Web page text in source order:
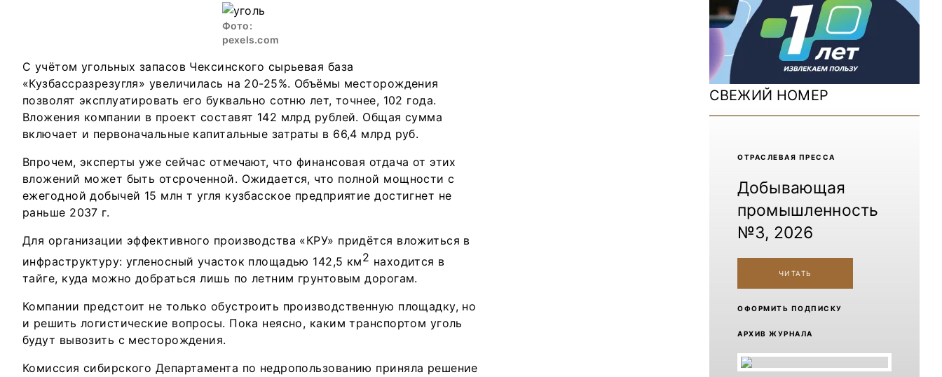
В помощь шахтёру 2024
Уголь России и Майнинг 2024
Mining World Russia 2024
Фото:
pexels.com
С учётом угольных запасов Чексинского сырьевая база
«Кузбассразрезугля» увеличилась на 20-25%. Объёмы месторождения
позволят эксплуатировать его буквально сотню лет, точнее, 102 года.
Вложения компании в проект составят 142 млрд рублей. Общая сумма
включает и первоначальные капитальные затраты в 66,4 млрд руб.
Впрочем, эксперты уже сейчас отмечают, что финансовая отдача от этих
вложений может быть отсроченной. Ожидается, что полной мощности с
ежегодной добычей 15 млн т угля кузбасское предприятие достигнет не
раньше 2037 г.
Для организации эффективного производства «КРУ» придётся вложиться в
инфраструктуру: угленосный участок площадью 142,5 км2 находится в
тайге, куда можно добраться лишь по летним грунтовым дорогам.
Компании предстоит не только обустроить производственную площадку, но
и решить логистические вопросы. Пока неясно, каким транспортом уголь
будут вывозить с месторождения.
Комиссия сибирского Департамента по недропользованию приняла решение
СВЕЖИЙ НОМЕР
ОТРАCЛЕВАЯ ПРЕССА
Добывающая
промышленность
№3, 2026
ЧИТАТЬ
ОФОРМИТЬ ПОДПИСКУ
АРХИВ ЖУРНАЛА